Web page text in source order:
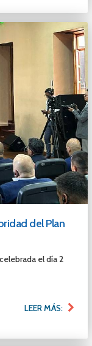
del Plan
el día 2
LEER MÁS: